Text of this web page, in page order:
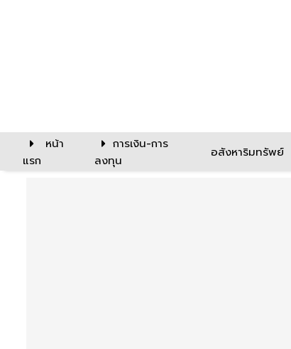
หน้า
แรก
การเงิน-การ
ลงทุน
อสังหาริมทรัพย์